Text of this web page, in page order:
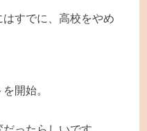
すでに、高校をやめ
開始。